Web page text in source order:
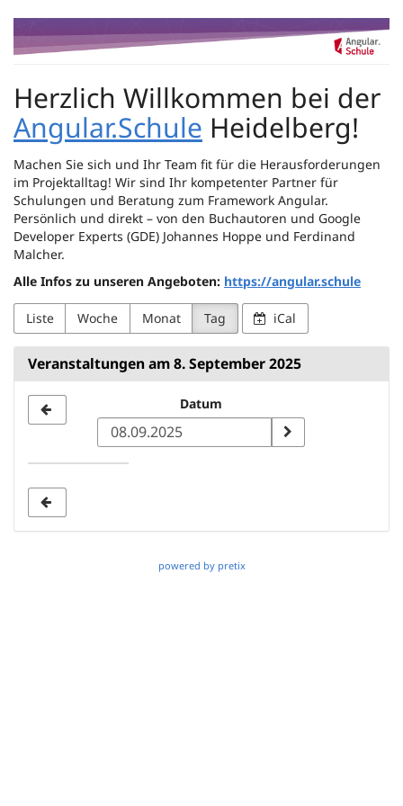
Zum
Haupt-
Inhalt
Angular.Schule
Herzlich Willkommen bei der
Angular.Schule Heidelberg!
Machen Sie sich und Ihr Team fit für die Herausforderungen
im Projektalltag! Wir sind Ihr kompetenter Partner für
Schulungen und Beratung zum Framework Angular.
Persönlich und direkt – von den Buchautoren und Google
Developer Experts (GDE) Johannes Hoppe und Ferdinand
Malcher.
Alle Infos zu unseren Angeboten: https://angular.schule
Liste Woche Monat Tag iCal
Veranstaltungen am 8. September 2025
zur
Anzeige
Datum
powered by pretix